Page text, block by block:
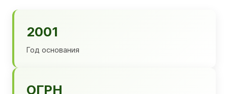
2001
Год основания
ОГРН